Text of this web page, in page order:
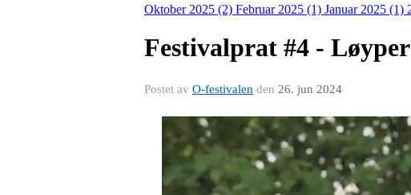
Oktober 2025 (2) Februar 2025 (1) Januar 2025 (1)
Festivalprat #4 -
Postet av O-festivalen den 26. jun 2024